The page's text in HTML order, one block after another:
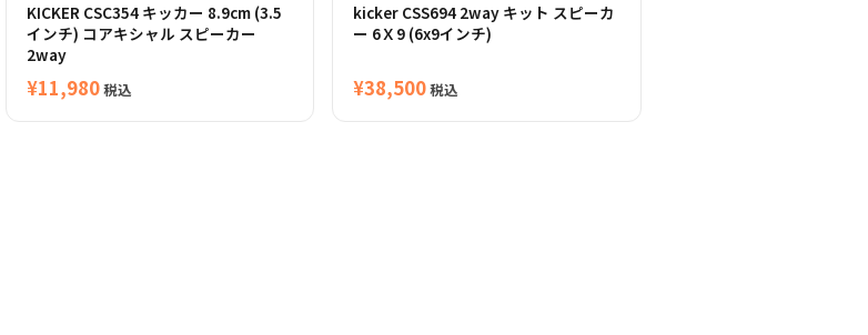
KICKER CSC354 キッカー 8.9cm (3.5
インチ) コアキシャル スピーカー
2way
¥11,980税込
kicker CSS694 2way キット スピーカ
ー 6Ｘ9 (6x9インチ)
¥38,500税込